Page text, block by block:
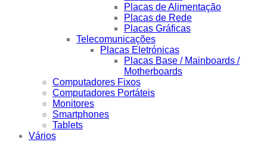
Placas de Alimentação
Placas de Rede
Placas Gráficas
Telecomunicações
Placas Eletrónicas
Placas Base / Mainboards /
Motherboards
Computadores Fixos
Computadores Portáteis
Monitores
Smartphones
Tablets
Vários